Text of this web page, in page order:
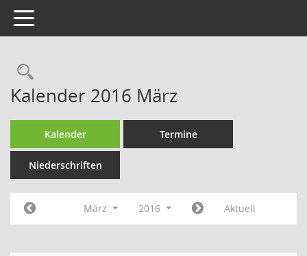
Toggle navigation
Rechercheauswahl
Kalender 2016 März
Kalender Termine
Niederschriften
März 2016 Aktuell